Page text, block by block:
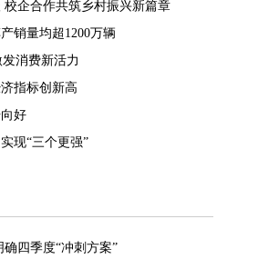
企合作共筑乡村振兴新篇章
销量均超1200万辆
消费新活力
指标创新高
好
现“三个更强”
四季度“冲刺方案”